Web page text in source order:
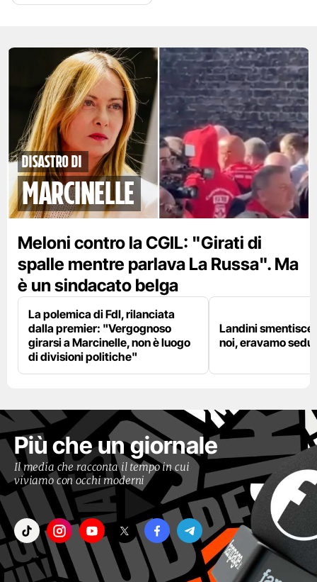
disastro di
marcinelle
Meloni contro la CGIL: "Girati di
spalle mentre parlava La Russa". Ma
è un sindacato belga
La polemica di FdI, rilanciata
dalla premier: "Vergognoso
girarsi a Marcinelle, non è luogo
di divisioni politiche"
Landini
noi, eravamo
Più che un giornale
Il media che racconta il tempo in cui
viviamo con occhi moderni